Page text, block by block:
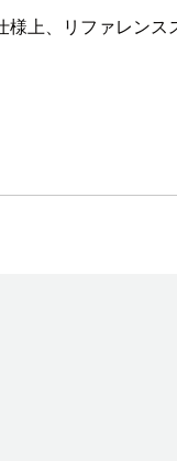
上、リファレン